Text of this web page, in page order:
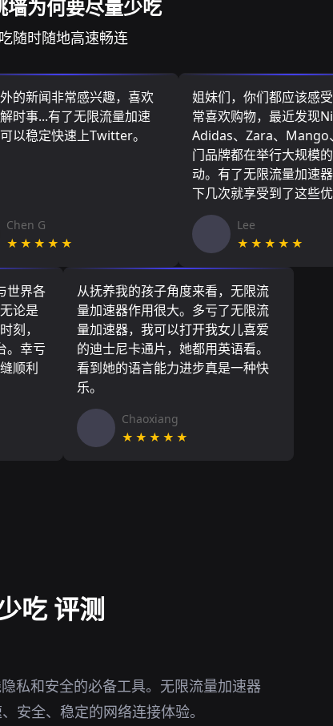
墙为何要尽量少吃
随时随地高速畅连
的新闻非常感兴趣，喜欢
时事...有了无限流量加速
以稳定快速上Twitter。
Chen G
★★★★★
姐妹们，你们都应该感
常喜欢购物，最近发现
Adidas、Zara、
门品牌都在举行大规模
动。有了无限流量加速
下几次就享受到了这些优
Lee
★★★★★
世界各
论是
刻，
。幸亏
顺利
从抚养我的孩子角度来看，无限流
量加速器作用很大。多亏了无限流
量加速器，我可以打开我女儿喜爱
的迪士尼卡通片，她都用英语看。
看到她的语言能力进步真是一种快
乐。
Chaoxiang
★★★★★
吃 评测
私和安全的必备工具。无限流量加速器
安全、稳定的网络连接体验。